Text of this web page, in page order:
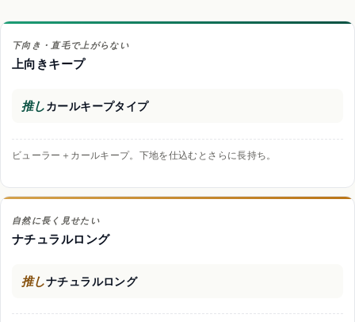
下向き・直毛で上がらない
上向きキープ
推しカールキープタイプ
ビューラー＋カールキープ。下地を仕込むとさらに長持ち。
自然に長く見せたい
ナチュラルロング
推しナチュラルロング